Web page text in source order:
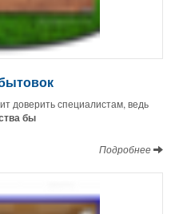
доверить специалистам, ведь
бы
Подробнее